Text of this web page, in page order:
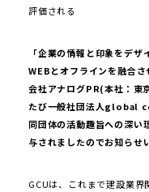
評価される
「企業の情報と印象をデ
WEBとオフラインを融合
会社アナログPR(本社：東
たび一般社団法人
同団体の活動趣旨への深い
与されましたのでお知らせ
GCUは、これまで建設業